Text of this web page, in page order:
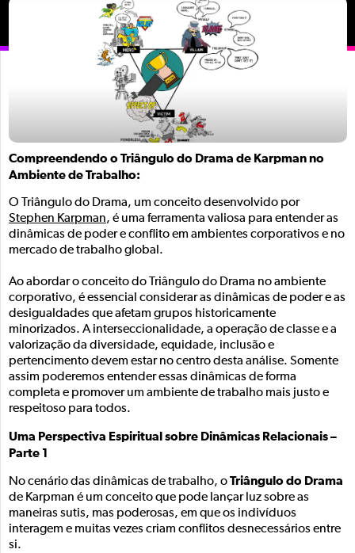
Compreendendo o Triângulo do Drama de Karpman no
Ambiente de Trabalho:
O Triângulo do Drama, um conceito desenvolvido por
Stephen Karpman, é uma ferramenta valiosa para entender as
dinâmicas de poder e conflito em ambientes corporativos e no
mercado de trabalho global.
Ao abordar o conceito do Triângulo do Drama no ambiente
corporativo, é essencial considerar as dinâmicas de poder e as
desigualdades que afetam grupos historicamente
minorizados. A interseccionalidade, a operação de classe e a
valorização da diversidade, equidade, inclusão e
pertencimento devem estar no centro desta análise. Somente
assim poderemos entender essas dinâmicas de forma
completa e promover um ambiente de trabalho mais justo e
respeitoso para todos.
Uma Perspectiva Espiritual sobre Dinâmicas Relacionais –
Parte 1
No cenário das dinâmicas de trabalho, oTriângulo do Drama
de Karpman é um conceito que pode lançar luz sobre as
maneiras sutis, mas poderosas, em que os indivíduos
interagem e muitas vezes criam conflitos desnecessários entre
si.